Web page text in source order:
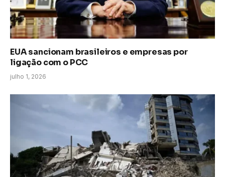
EUA sancionam brasileiros e empresas por
ligação com o PCC
julho 1, 2026